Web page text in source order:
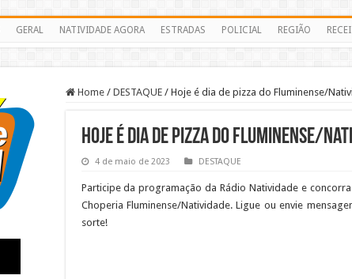
GERAL NATIVIDADE AGORA ESTRADAS POLICIAL REGIÃO
Home / DESTAQUE / Hoje é dia de pizza do Fluminense/
Hoje é dia de pizza do Fluminense/
4 de maio de 2023 DESTAQUE
Participe da programação da Rádio Natividade e
Choperia Fluminense/Natividade. Ligue ou envie
sorte!